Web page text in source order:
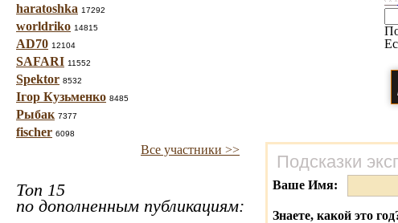
haratoshka 17292
worldriko 14815
AD70 12104
SAFARI 11552
Spektor 8532
Ігор Кузьменко 8485
Рыбак 7377
fischer 6098
Все участники >>
Топ 15
по дополненным публикациям:
Подсказки
Ваше Имя:
Знаете, какой это